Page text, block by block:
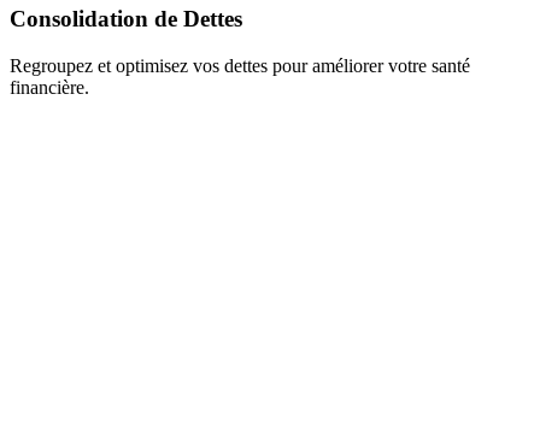
Consolidation de Dettes
Regroupez et optimisez vos dettes pour améliorer votre santé
financière.